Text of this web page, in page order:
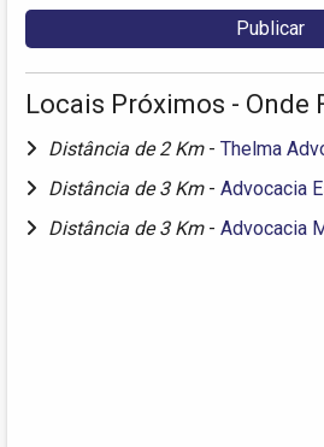
Locais Próximos - Onde
Distância de 2 Km - Thelma
Distância de 3 Km - Advocacia
Distância de 3 Km - Advocacia